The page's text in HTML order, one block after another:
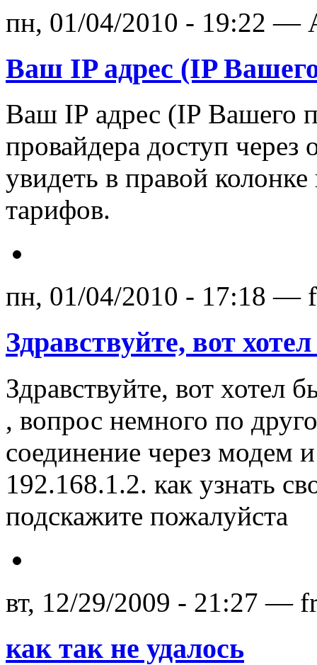
пн, 01/04/2010 - 19:22 —
Ваш IP адрес (IP
Ваш IP адрес (IP Вашего
провайдера доступ
увидеть в правой
тарифов.
пн, 01/04/2010 - 17:18 —
Здравствуйте, вот
Здравствуйте, вот хотел
, вопрос немного по
соединение через модем
192.168.1.2. как узнать
подскажите пожалуйста
вт, 12/29/2009 - 21:27 —
как так не удалось